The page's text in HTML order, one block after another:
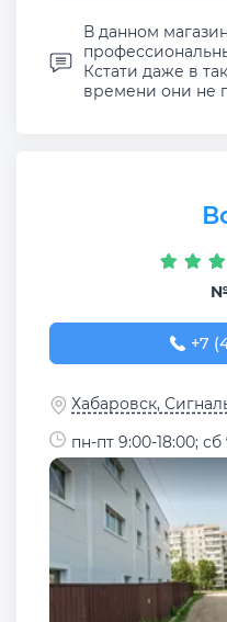
В данном
Кстати даже в
времени они не
+7+7
Хабаровск,
пн-пт 9:00-18:00; сб